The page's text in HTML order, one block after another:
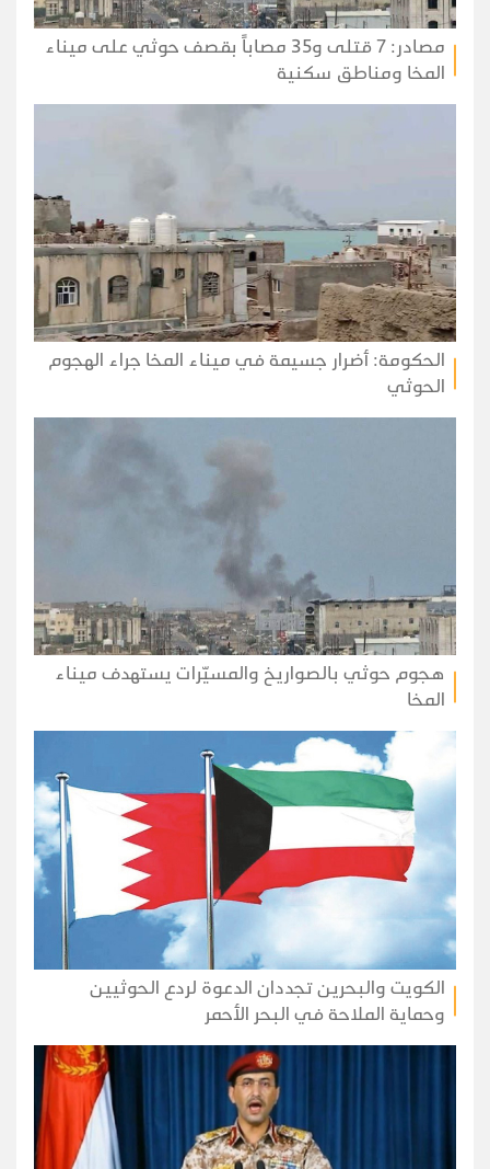
مصادر: 7 قتلى و35 مصاباً بقصف حوثي على ميناء
المخا ومناطق سكنية
الحكومة: أضرار جسيمة في ميناء المخا جراء الهجوم
الحوثي
هجوم حوثي بالصواريخ والمسيّرات يستهدف ميناء
المخا
الكويت والبحرين تجددان الدعوة لردع الحوثيين
وحماية الملاحة في البحر الأحمر